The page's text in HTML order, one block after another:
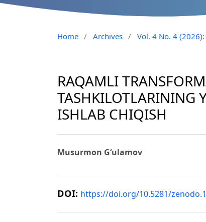
Home / Archives / Vol. 4 No. 4
RAQAMLI
TASHKILOTLARINING
ISHLAB CHIQISH
Musurmon G‘ulamov
DOI: https://doi.org/10.5281/